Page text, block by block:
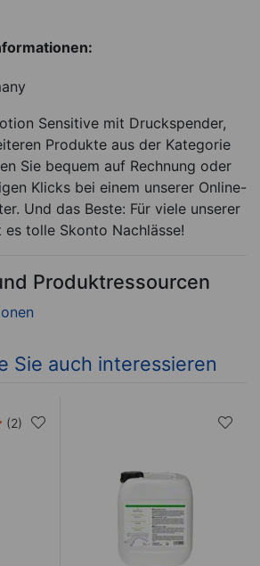
Sensitive mit Druckspender,
Produkte aus der Kategorie
Sie bequem auf Rechnung oder
Klicks bei einem unserer Online-
Und das Beste: Für viele unserer
tolle Skonto Nachlässe!
Produktressourcen
Sie auch interessieren
(2)